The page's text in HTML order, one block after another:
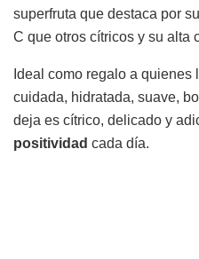
superfruta que destaca por
C que otros cítricos y su alta
Ideal como regalo a quienes
cuidada, hidratada, suave,
deja es cítrico, delicado y
positividad cada día.